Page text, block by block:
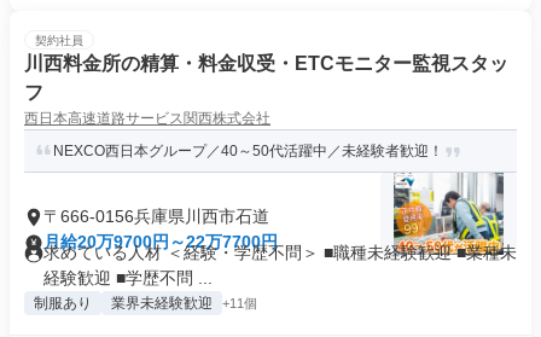
契約社員
川西料金所の精算・料金収受・ETCモニター監視スタッ
フ
西日本高速道路サービス関西株式会社
NEXCO西日本グループ／40～50代活躍中／未経験者歓迎！
〒666-0156兵庫県川西市石道
月給20万9700円～22万7700円
求めている人材 ＜経験・学歴不問＞ ■職種未経験歓迎 ■業種未
経験歓迎 ■学歴不問 ...
制服あり 業界未経験歓迎 +11個